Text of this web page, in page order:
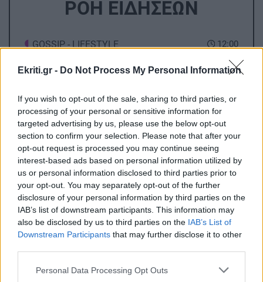
Ekriti.gr - Do Not Process My Personal Information
If you wish to opt-out of the sale, sharing to third parties, or
processing of your personal or sensitive information for
targeted advertising by us, please use the below opt-out
section to confirm your selection. Please note that after your
opt-out request is processed you may continue seeing
interest-based ads based on personal information utilized by
us or personal information disclosed to third parties prior to
your opt-out. You may separately opt-out of the further
disclosure of your personal information by third parties on the
IAB’s list of downstream participants. This information may
also be disclosed by us to third parties on the IAB’s List of
Downstream Participants that may further disclose it to other
Personal Data Processing Opt Outs
ΡΟΗ ΕΙΔΗΣΕΩΝ
12:00
GOSSIP - LIFESTYLE
Χρήστο Μάστορα;
11:48
ΑΘΛΗΤΙΚΑ
ΟΦΗ: Στο Ηράκλειο ο Λορέντσο Ντίκμαν – Τη
Δευτέρα οι εξετάσεις και οι υπογραφές
11:47
ΚΡΗΤΗ
Τέλος στην ταλαιπωρία: Πώς θα παίρνουμε
πινακίδες ΙΧ με λίγα κλικ!
ΕΚΑΒ ο «λογαριασμός» της νυχτερινής
Όλες οι ειδήσεις